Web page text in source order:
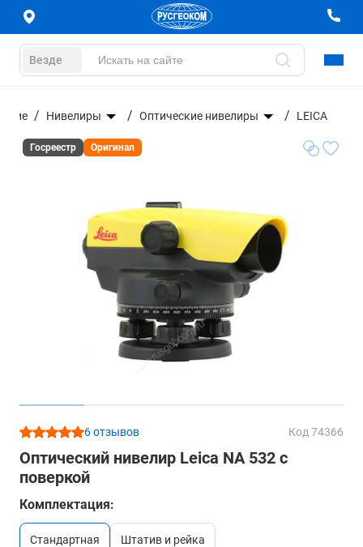
Везде
Нивелиры Оптические нивелиры LEICA
Госреестр Оригинал
6 отзывов Код 74366
Оптический нивелир Leica NA 532 с
поверкой
Комплектация:
стандартная штатив и рейка